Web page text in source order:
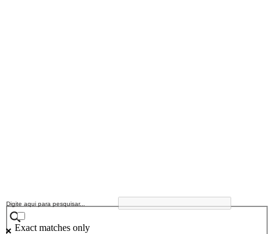
Exact matches only